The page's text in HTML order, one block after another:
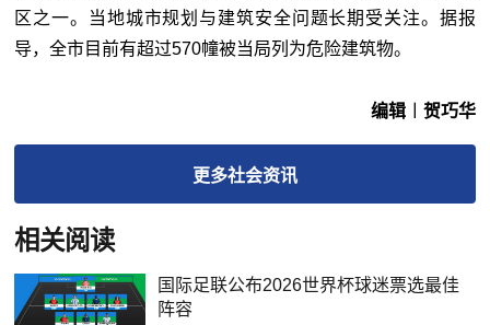
区之一。当地城市规划与建筑安全问题长期受关注。据报
导，全市目前有超过570幢被当局列为危险建筑物。
编辑︱贺巧华
更多社会资讯
相关阅读
国际足联公布2026世界杯球迷票选最佳
阵容